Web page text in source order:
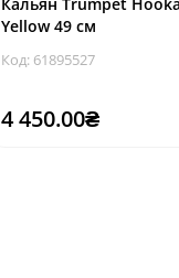
Yellow 49 см
Код: 61895527
4 450.00₴